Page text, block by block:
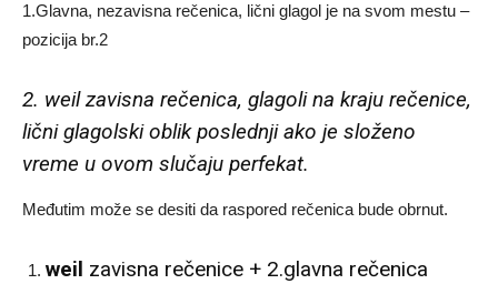
1.Glavna, nezavisna rečenica, lični glagol je na svom mestu –
pozicija br.2
2. weil zavisna rečenica, glagoli na kraju rečenice,
lični glagolski oblik poslednji ako je složeno
vreme u ovom slučaju perfekat.
Međutim može se desiti da raspored rečenica bude obrnut.
weil zavisna rečenice + 2.glavna rečenica